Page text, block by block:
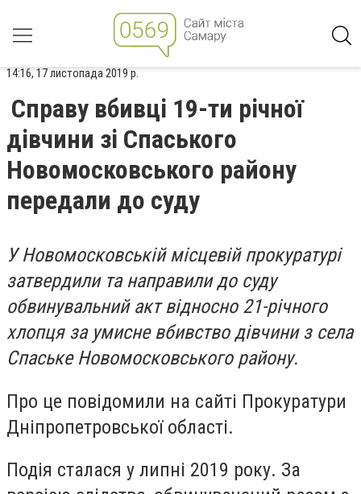
14:16, 17 листопада 2019 р.
Справу вбивці 19-ти річної
дівчини зі Спаського
Новомосковського району
передали до суду
У Новомосковській місцевій прокуратурі
затвердили та направили до суду
обвинувальний акт відносно 21-річного
хлопця за умисне вбивство дівчини з села
Спаське Новомосковського району.
Про це повідомили на сайті Прокуратури
Дніпропетровської області.
Подія сталася у липні 2019 року. За